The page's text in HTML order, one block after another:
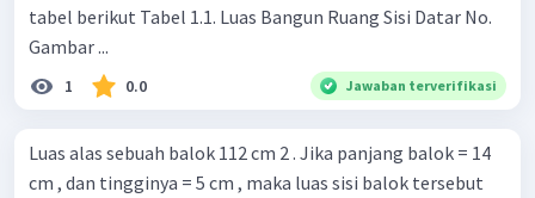
tabel berikut Tabel 1.1. Luas Bangun Ruang Sisi Datar No.
Gambar ...
1 0.0 Jawaban terverifikasi
Luas alas sebuah balok 112 cm 2 . Jika panjang balok = 14
cm , dan tingginya = 5 cm , maka luas sisi balok tersebut